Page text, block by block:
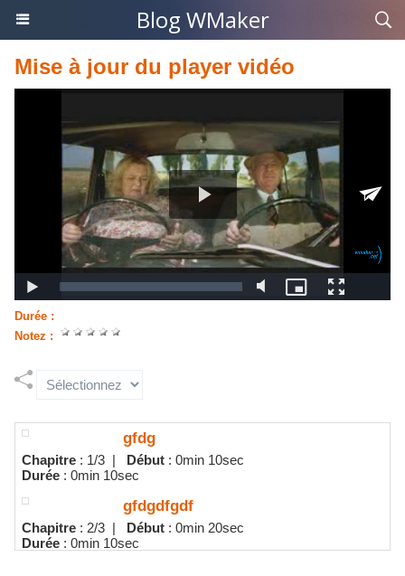
Blog WMaker
Mise à jour du player vidéo
Durée :
Notez :
gfdg
Chapitre : 1/3 | Début : 0min 10sec
Durée : 0min 10sec
gfdgdfgdf
Chapitre : 2/3 | Début : 0min 20sec
Durée : 0min 10sec